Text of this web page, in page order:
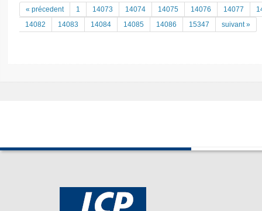
« précedent 1 14073 14074 14075 14076 14077
14082
14083 14084 14085 14086 15347 suivant »